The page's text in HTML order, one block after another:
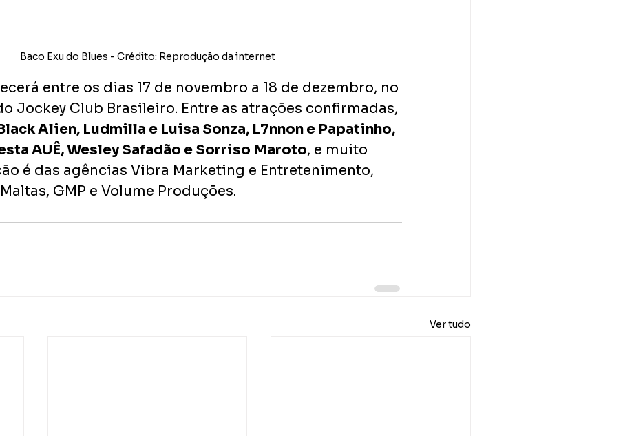
Baco Exu do Blues - Crédito: Reprodução da internet
entre os dias 17 de novembro a 18 de dezembro, no
Jockey Club Brasileiro. Entre as atrações confirmadas,
Alien, Ludmilla e Luisa Sonza, L7nnon e Papatinho,
AUÊ, Wesley Safadão e Sorriso Maroto, e muito
é das agências Vibra Marketing e Entretenimento,
GMP e Volume Produções.
Ver tudo